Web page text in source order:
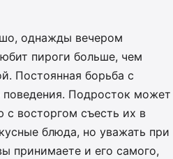
однажды вечером
пироги больше, чем
Постоянная борьба с
Подросток может
с восторгом съесть их в
блюда, но уважать при
принимаете и его самого,